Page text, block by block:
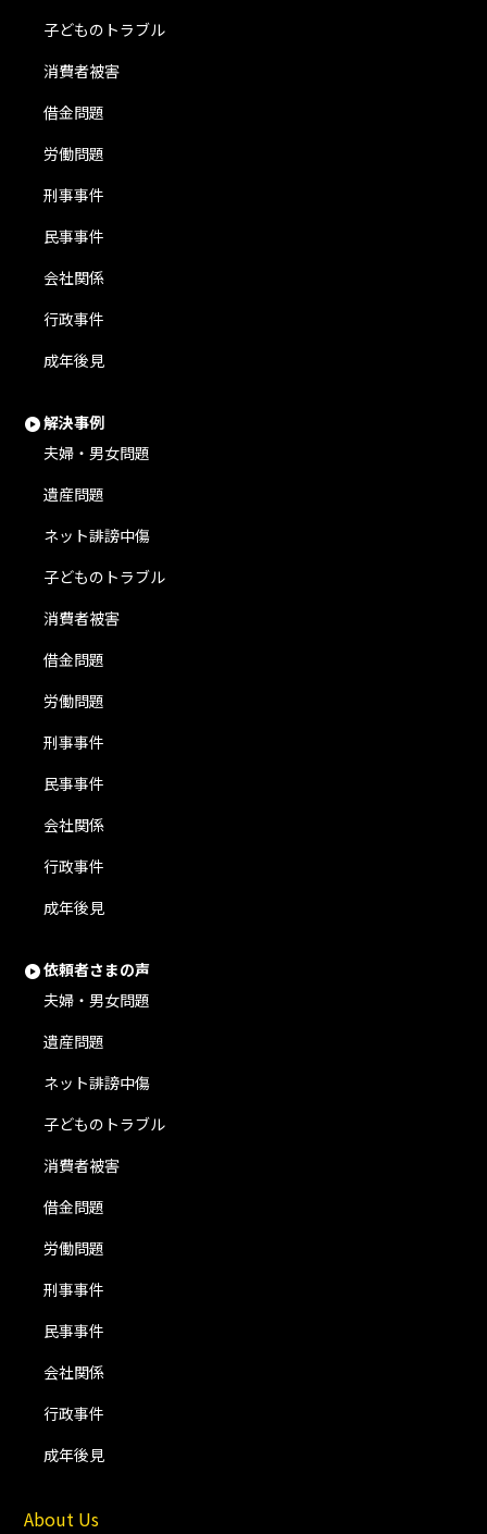
子どものトラブル
消費者被害
借金問題
労働問題
刑事事件
民事事件
会社関係
行政事件
成年後見
解決事例
夫婦・男女問題
遺産問題
ネット誹謗中傷
子どものトラブル
消費者被害
借金問題
労働問題
刑事事件
民事事件
会社関係
行政事件
成年後見
依頼者さまの声
夫婦・男女問題
遺産問題
ネット誹謗中傷
子どものトラブル
消費者被害
借金問題
労働問題
刑事事件
民事事件
会社関係
行政事件
成年後見
About Us